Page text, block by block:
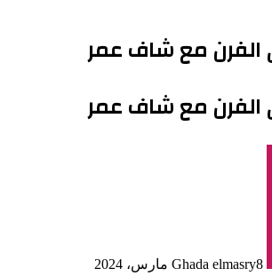
مع شاف عمر
مع شاف عمر
Ghada elmasry8 مارس، 2024